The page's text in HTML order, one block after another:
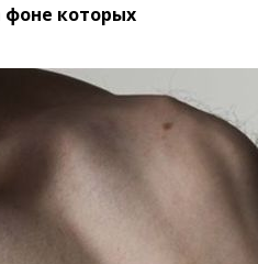
фоне которых